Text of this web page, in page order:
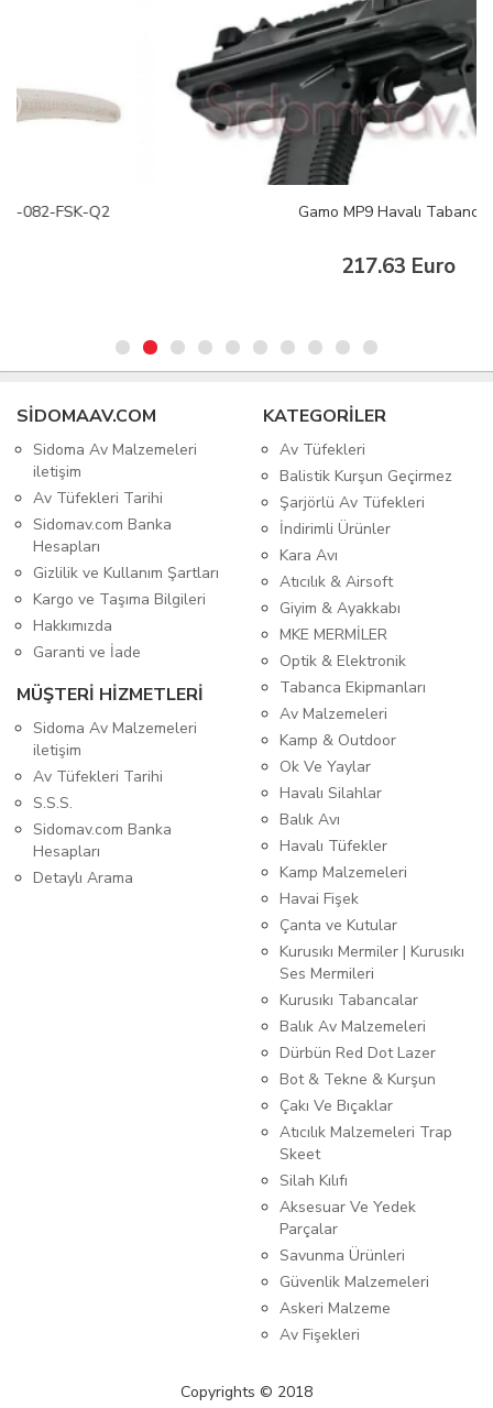
Gamo MP9 Havalı Tabanca
SIDOMAAV.COM
Sidoma Av Malzemeleri
iletişim
Av Tüfekleri Tarihi
Sidomav.com Banka
Hesapları
Gizlilik ve Kullanım Şartları
Kargo ve Taşıma Bilgileri
Hakkımızda
Garanti ve İade
MÜŞTERİ HİZMETLERİ
Sidoma Av Malzemeleri
iletişim
Av Tüfekleri Tarihi
S.S.S.
Sidomav.com Banka
Hesapları
Detaylı Arama
KATEGORİLER
Av Tüfekleri
Balistik Kurşun Geçirmez
Şarjörlü Av Tüfekleri
İndirimli Ürünler
Kara Avı
Atıcılık & Airsoft
Giyim & Ayakkabı
MKE MERMİLER
Optik & Elektronik
Tabanca Ekipmanları
Av Malzemeleri
Kamp & Outdoor
Ok Ve Yaylar
Havalı Silahlar
Balık Avı
Havalı Tüfekler
Kamp Malzemeleri
Havai Fişek
Çanta ve Kutular
Kurusıkı Mermiler | Kurusıkı
Ses Mermileri
Kurusıkı Tabancalar
Balık Av Malzemeleri
Dürbün Red Dot Lazer
Bot & Tekne & Kurşun
Çakı Ve Bıçaklar
Atıcılık Malzemeleri Trap
Skeet
Silah Kılıfı
Aksesuar Ve Yedek
Parçalar
Savunma Ürünleri
Güvenlik Malzemeleri
Askeri Malzeme
Av Fişekleri
Copyrights © 2018